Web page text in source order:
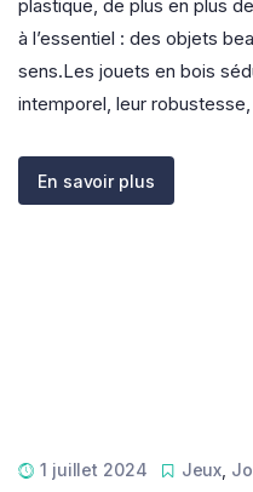
plastique, de plus en plus
à l’essentiel : des objets
sens.Les jouets en bois
intemporel, leur robustesse,
En savoir plus
1 juillet 2024 Jeux